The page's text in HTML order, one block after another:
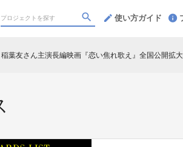
使い方ガイド
稲葉友さん主演長編映画『恋い焦れ歌え』全国公開拡